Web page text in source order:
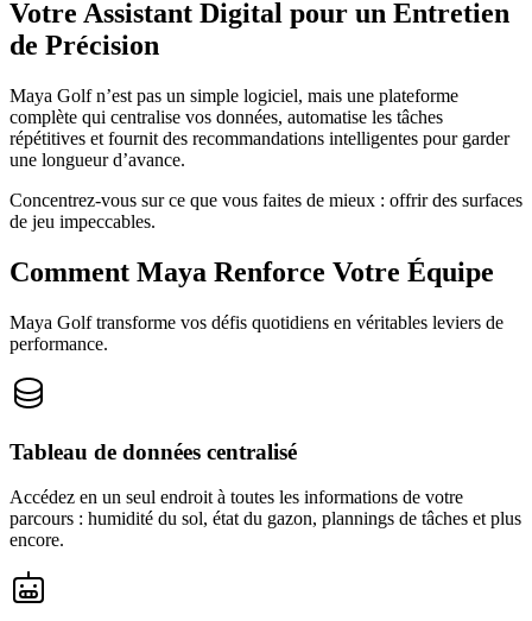
Votre Assistant Digital pour un Entretien
de Précision
Maya Golf n’est pas un simple logiciel, mais une plateforme
complète qui centralise vos données, automatise les tâches
répétitives et fournit des recommandations intelligentes pour garder
une longueur d’avance.
Concentrez-vous sur ce que vous faites de mieux : offrir des surfaces
de jeu impeccables.
Comment Maya Renforce Votre Équipe
Maya Golf transforme vos défis quotidiens en véritables leviers de
performance.
Tableau de données centralisé
Accédez en un seul endroit à toutes les informations de votre
parcours : humidité du sol, état du gazon, plannings de tâches et plus
encore.